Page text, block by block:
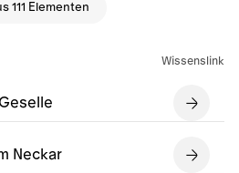
111 Elementen
Wissenslink
Neckar